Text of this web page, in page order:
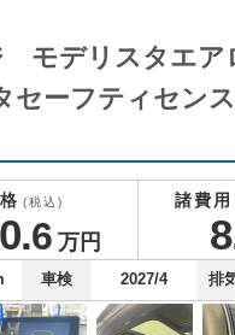
デリスタエア
ーフティセン
(税込)
6 万円
諸費用
車検 2027/4 排